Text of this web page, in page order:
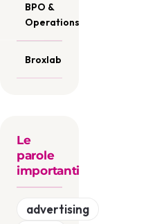
BPO &
Operations
Broxlab
Le
parole
importanti
advertising